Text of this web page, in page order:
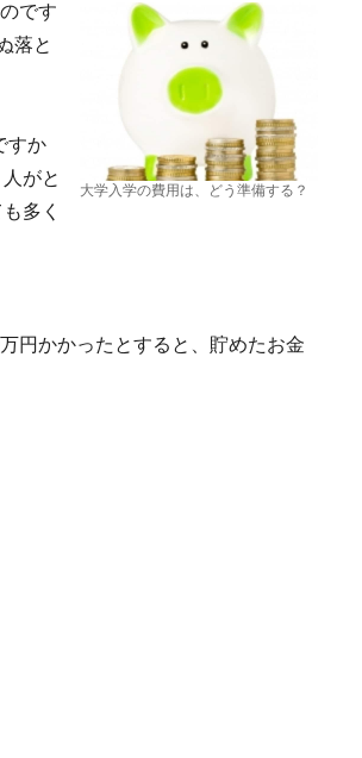
大学入学の費用は、どう準備する？
です
落と
すか
がと
多く
円かかったとすると、貯めたお金